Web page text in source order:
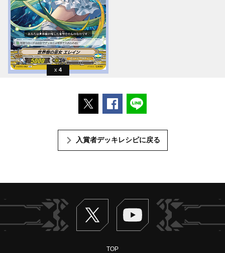
4
ポストするFacebookでシェアする
入賞者デッキレシピに戻る
Twitter ヴァンガードch
TOP